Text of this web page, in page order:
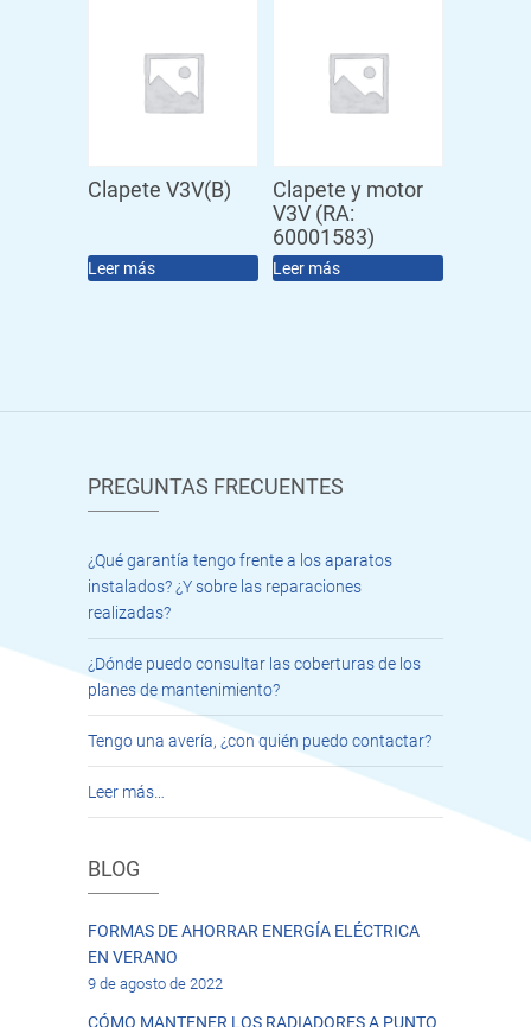
Clapete V3V(B)
Leer más
Clapete y motor
V3V (RA:
60001583)
Leer más
PREGUNTAS FRECUENTES
¿Qué garantía tengo frente a los aparatos
instalados? ¿Y sobre las reparaciones
realizadas?
¿Dónde puedo consultar las coberturas de los
planes de mantenimiento?
Tengo una avería, ¿con quién puedo contactar?
Leer más…
BLOG
FORMAS DE AHORRAR ENERGÍA ELÉCTRICA
EN VERANO
9 de agosto de 2022
CÓMO MANTENER LOS RADIADORES A PUNTO